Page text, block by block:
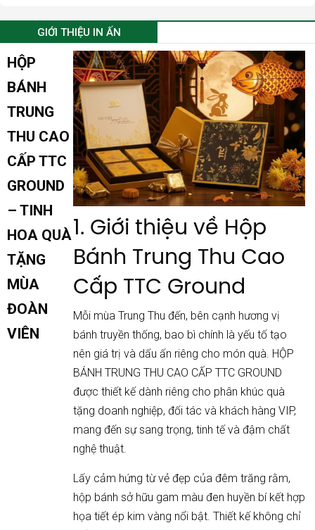
THU
CẤP
TTC
GROUND
số
GIỚI THIỆU IN ẤN
HỘP
BÁNH
TRUNG
THU CAO
CẤP TTC
GROUND
– TINH
HOA QUÀ
TẶNG
MÙA
ĐOÀN
VIÊN
1. Giới thiệu về Hộp
Bánh Trung Thu Cao
Cấp TTC Ground
Mỗi mùa Trung Thu đến, bên cạnh hương vị
bánh truyền thống, bao bì chính là yếu tố tạo
nên giá trị và dấu ấn riêng cho món quà. HỘP
BÁNH TRUNG THU CAO CẤP TTC GROUND
được thiết kế dành riêng cho phân khúc quà
tặng doanh nghiệp, đối tác và khách hàng VIP,
mang đến sự sang trọng, tinh tế và đậm chất
nghệ thuật.
Lấy cảm hứng từ vẻ đẹp của đêm trăng rằm,
hộp bánh sở hữu gam màu đen huyền bí kết hợp
họa tiết ép kim vàng nổi bật. Thiết kế không chỉ